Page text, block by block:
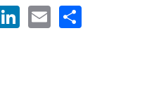
LinkedIn
Email